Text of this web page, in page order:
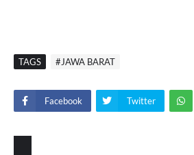
TAGS #JAWA BARAT
Facebook Twitter